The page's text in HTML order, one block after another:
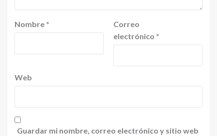
Nombre *
Correo
electrónico *
Web
Guardar mi nombre, correo electrónico y sitio web